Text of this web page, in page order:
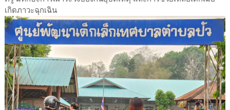
เกิดภาวะฉุกเฉิน